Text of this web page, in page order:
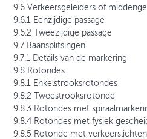
9.6 Verkeersgeleiders of
9.6.1 Eenzijdige passage
9.6.2 Tweezijdige passage
9.7 Baansplitsingen
9.7.1 Details van de markering
9.8 Rotondes
9.8.1 Enkelstrooksrotondes
9.8.2 Tweestrooksrotonde
9.8.3 Rotondes met
9.8.4 Rotondes met fysiek
9.8.5 Rotonde met verkeerslichten